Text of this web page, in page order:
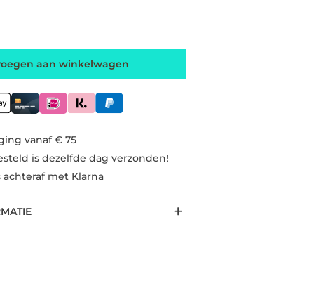
aan winkelwagen
vanaf € 75
is dezelfde dag verzonden!
achteraf met Klarna